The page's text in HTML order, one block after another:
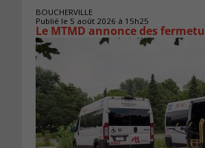
BOUCHERVILLE
Publié le 5 août 2026 à 15h25
Le MTMD annonce des